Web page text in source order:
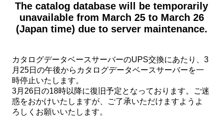
For Researchers
News & Topics
Find Samples
The catalog database will be temporarily
unavailable from March 25 to March 26
(Japan time) due to server maintenance.
カタログデータベースサーバーのUPS交換にあたり、3
月25日の午後からカタログデータベースサーバーを一
時停止いたします。
3月26日の18時以降に復旧予定となっております。ご迷
惑をおかけいたしますが、ご了承いただけますようよ
ろしくお願いいたします。